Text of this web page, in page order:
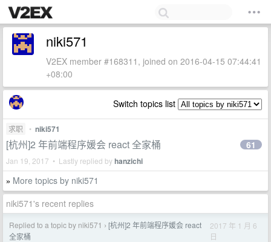
niki571
V2EX member #168311, joined on 2016-04-15 07:44:41
+08:00
Switch topics list
求职 • niki571
[杭州]2 年前端程序媛会 react 全家桶
Jan 19, 2017 • Lastly replied byhanzichi
61
» More topics by niki571
niki571's recent replies
Replied to a topic by niki571 › [杭州]2 年前端程序媛会 react
全家桶
2017 年 1 月 6
日